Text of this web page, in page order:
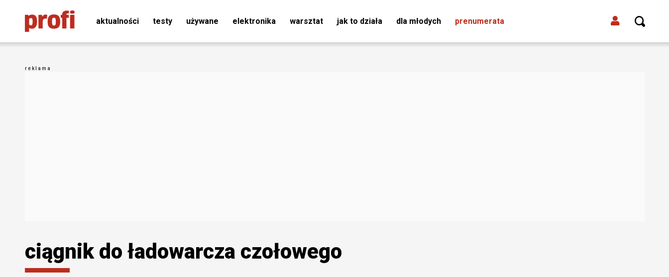
aktualności testy używane elektronika warsztat jak to działa dla młodych prenumerata
ciągnik do ładowarcza czołowego